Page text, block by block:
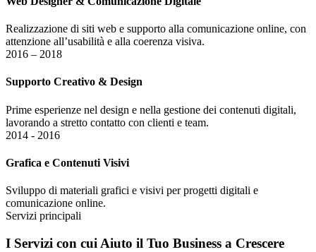
Realizzazione di siti web e supporto alla comunicazione online, con
attenzione all’usabilità e alla coerenza visiva.
2016 – 2018
Supporto Creativo & Design
Prime esperienze nel design e nella gestione dei contenuti digitali,
lavorando a stretto contatto con clienti e team.
2014 - 2016
Grafica e Contenuti Visivi
Sviluppo di materiali grafici e visivi per progetti digitali e
comunicazione online.
Servizi principali
I Servizi con cui Aiuto il Tuo Business a Crescere